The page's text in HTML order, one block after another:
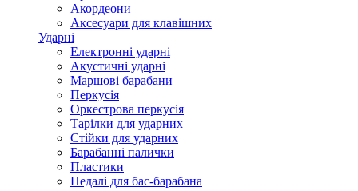
Акордеони
Аксесуари для клавішних
Ударні
Електронні ударні
Акустичні ударні
Маршові барабани
Перкусія
Оркестрова перкусія
Тарілки для ударних
Стійки для ударних
Барабанні палички
Пластики
Педалі для бас-барабана